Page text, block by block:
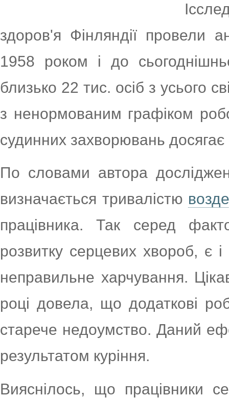
здоров'я Фінляндії провели
1958 роком і до
близько 22 тис. осіб з усього
з ненормованим графіком
судинних захворювань
По словами автора
визначається тривалістю
працівника. Так серед
розвитку серцевих хвороб, є
неправильне харчування.
році довела, що додаткові
старече недоумство. Даний
результатом куріння.
Вияснілось, що працівники